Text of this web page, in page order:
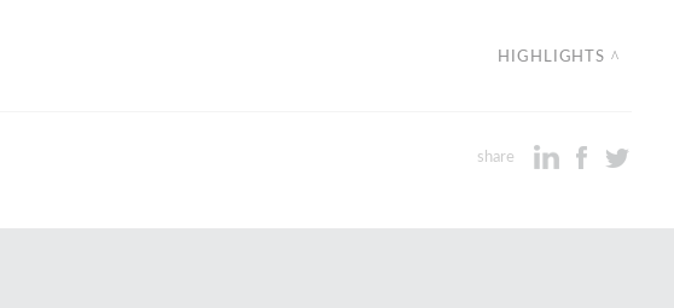
HIGHLIGHTS
share